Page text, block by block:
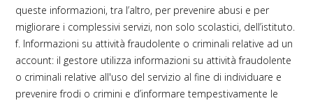
queste informazioni, tra l’altro, per prevenire abusi e per
migliorare i complessivi servizi, non solo scolastici, dell’istituto.
f. Informazioni su attività fraudolente o criminali relative ad un
account: il gestore utilizza informazioni su attività fraudolente
o criminali relative all'uso del servizio al fine di individuare e
prevenire frodi o crimini e d’informare tempestivamente le